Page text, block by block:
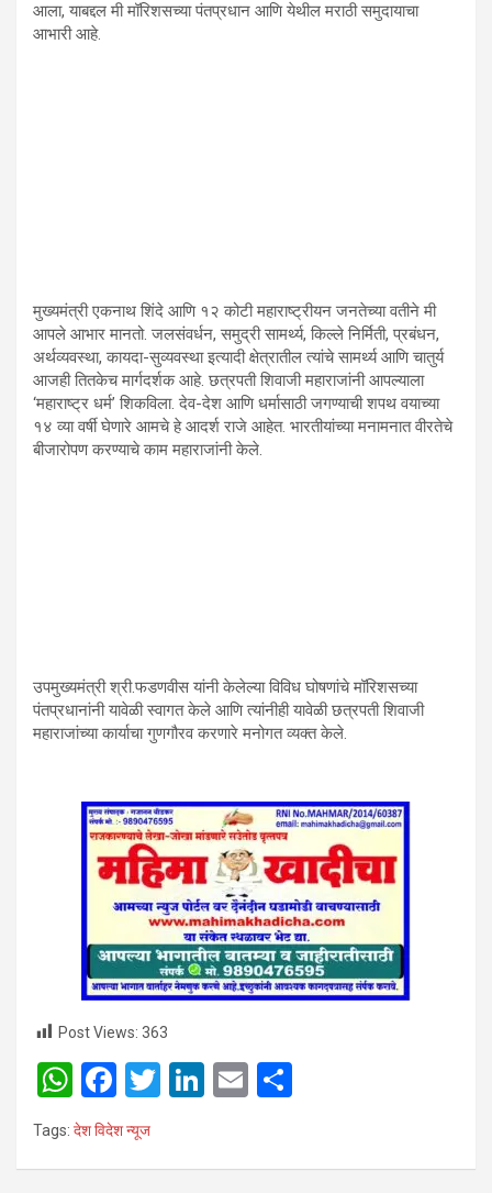
आला, याबद्दल मी मॉरिशसच्या पंतप्रधान आणि येथील मराठी समुदायाचा
आभारी आहे.
मुख्यमंत्री एकनाथ शिंदे आणि १२ कोटी महाराष्ट्रीयन जनतेच्या वतीने मी
आपले आभार मानतो. जलसंवर्धन, समुद्री सामर्थ्य, किल्ले निर्मिती, प्रबंधन,
अर्थव्यवस्था, कायदा-सुव्यवस्था इत्यादी क्षेत्रातील त्यांचे सामर्थ्य आणि चातुर्य
आजही तितकेच मार्गदर्शक आहे. छत्रपती शिवाजी महाराजांनी आपल्याला
‘महाराष्ट्र धर्म’ शिकविला. देव-देश आणि धर्मासाठी जगण्याची शपथ वयाच्या
१४ व्या वर्षी घेणारे आमचे हे आदर्श राजे आहेत. भारतीयांच्या मनामनात वीरतेचे
बीजारोपण करण्याचे काम महाराजांनी केले.
उपमुख्यमंत्री श्री.फडणवीस यांनी केलेल्या विविध घोषणांचे मॉरिशसच्या
पंतप्रधानांनी यावेळी स्वागत केले आणि त्यांनीही यावेळी छत्रपती शिवाजी
महाराजांच्या कार्याचा गुणगौरव करणारे मनोगत व्यक्त केले.
Post Views: 363
W
h
at
F
a
ce
T
Li
E
Tags: देश विदेश न्यूज